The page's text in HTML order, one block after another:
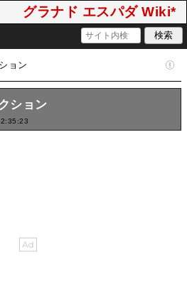
グラナド エスパダ Wiki*
ョン
ション